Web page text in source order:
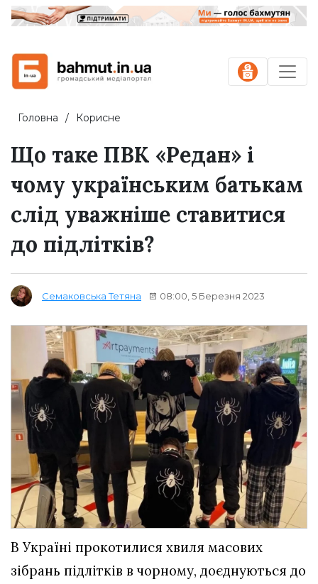
Головна Корисне
Що таке ПВК «Редан» і
чому українським батькам
слід уважніше ставитися
до підлітків?
Семаковська Тетяна 08:00, 5 Березня 2023
В Україні прокотилися хвиля масових
зібрань підлітків в чорному, доєднуються до